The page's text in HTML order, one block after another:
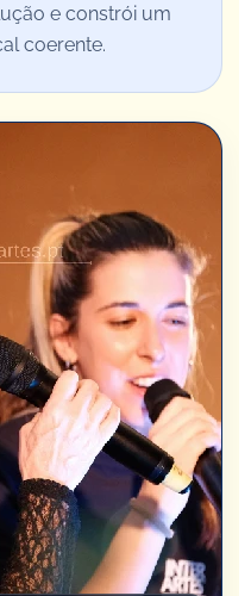
e constrói um
coerente.